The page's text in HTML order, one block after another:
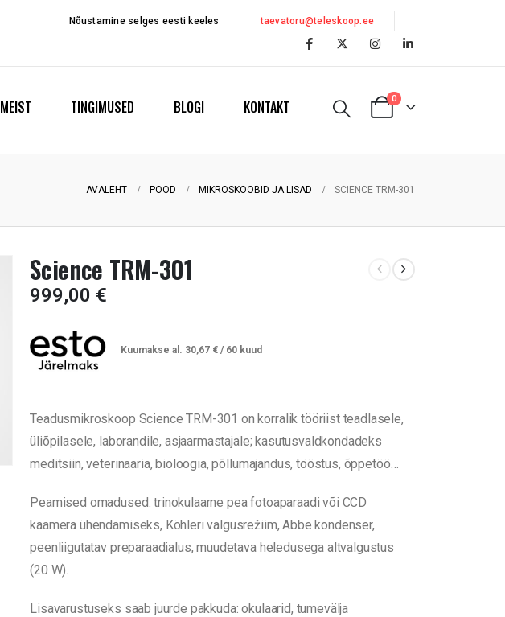
Nõustamine selges eesti keeles taevatoru@teleskoop.ee
MEIST TINGIMUSED BLOGI KONTAKT 0
AVALEHT POOD MIKROSKOOBID JA LISAD SCIENCE TRM-301
Science TRM-301
999,00 €
Kuumakse al. 30,67 € / 60 kuud
Teadusmikroskoop Science TRM-301 on korralik tööriist teadlasele,
üliõpilasele, laborandile, asjaarmastajale; kasutusvaldkondadeks
meditsiin, veterinaaria, bioloogia, põllumajandus, tööstus, õppetöö…
Peamised omadused: trinokulaarne pea fotoaparaadi või CCD
kaamera ühendamiseks, Köhleri valgusrežiim, Abbe kondenser,
peenliigutatav preparaadialus, muudetava heledusega altvalgustus
(20 W).
Lisavarustuseks saab juurde pakkuda: okulaarid, tumevälja